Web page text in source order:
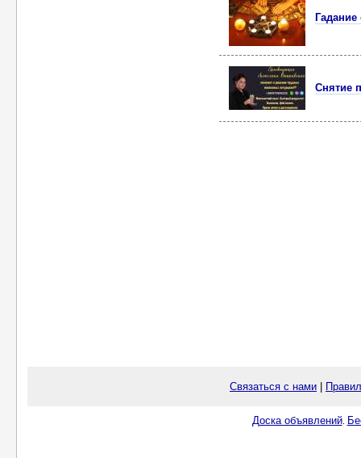
Снятие
Связаться с нами
Доска объявлений.